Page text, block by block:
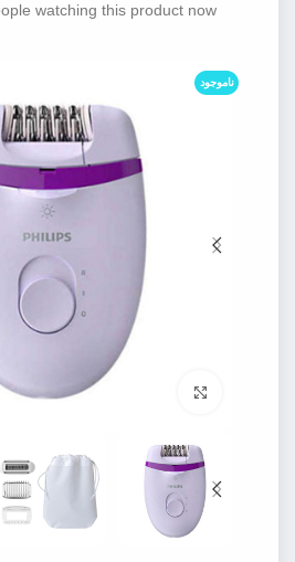
watching this product now!
ناموجود
برای بزرگنمایی کلیک کنید